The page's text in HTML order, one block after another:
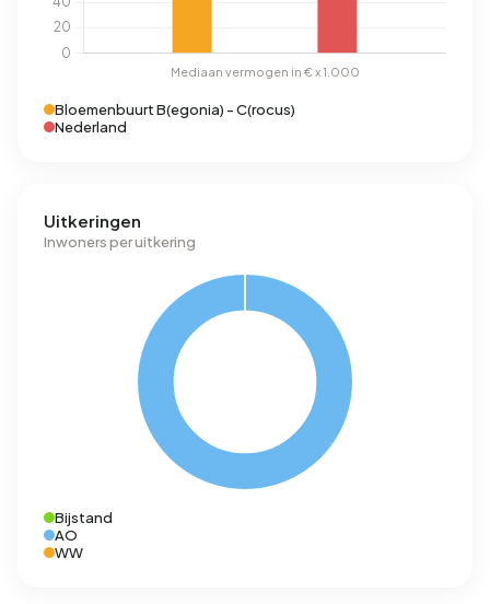
Bloemenbuurt B(egonia) - C(rocus)
Nederland
Uitkeringen
Inwoners per uitkering
Bijstand
AO
WW